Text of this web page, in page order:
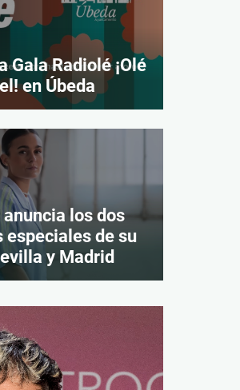
Gala Radiolé ¡Olé
en Úbeda
los dos
de su
y Madrid